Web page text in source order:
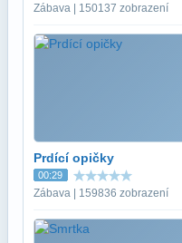
Zábava | 150137 zobrazení
Prdící opičky
00:29
Zábava | 159836 zobrazení